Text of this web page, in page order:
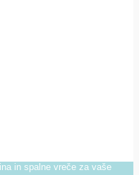
in spalne vreče za vaše